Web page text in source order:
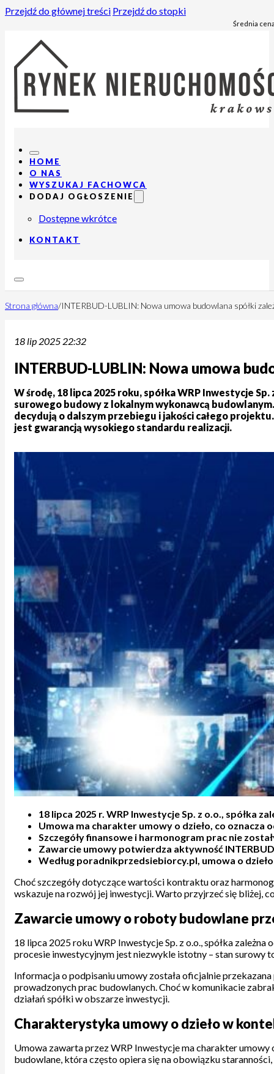
Przejdź do głównej treści Przejdź do stopki
Średnia
HOME
O NAS
WYSZUKAJ FACHOWCA
DODAJ OGŁOSZENIE
Dostępne wkrótce
KONTAKT
Strona główna/INTERBUD-LUBLIN: Nowa umowa budowlana spółki
18 lip 2025 22:32
INTERBUD-LUBLIN: Nowa umowa
W środę, 18 lipca 2025 roku, spółka WRP Inwestycje
surowego budowy z lokalnym wykonawcą
decydują o dalszym przebiegu i jakości całego
jest gwarancją wysokiego standardu realizacji.
18 lipca 2025 r. WRP Inwestycje Sp. z o.o., spółka
Umowa ma charakter umowy o dzieło, co
Szczegóły finansowe i harmonogram prac nie
Zawarcie umowy potwierdza aktywność
Według poradnikprzedsiebiorcy.pl, umowa o
Choć szczegóły dotyczące wartości kontraktu oraz
wskazuje na rozwój jej inwestycji. Warto przyjrzeć się bliżej,
Zawarcie umowy o roboty budowlane
18 lipca 2025 roku WRP Inwestycje Sp. z o.o., spółka
procesie inwestycyjnym jest niezwykle istotny – stan surowy
Informacja o podpisaniu umowy została oficjalnie
prowadzonych prac budowlanych. Choć w komunikacie
działań spółki w obszarze inwestycji.
Charakterystyka umowy o dzieło w
Umowa zawarta przez WRP Inwestycje ma charakter
budowlane, która często opiera się na obowiązku